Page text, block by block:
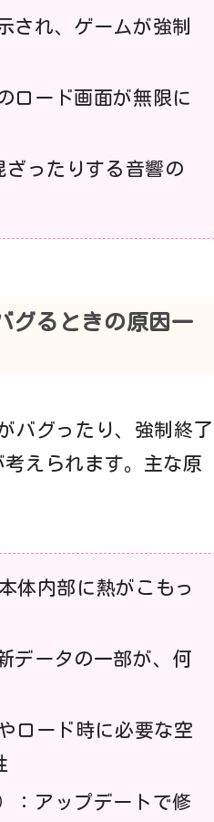
され、ゲームが強制
ロード画面が無限に
ざったりする音響の
グるときの原因一
バグったり、強制終了
えられます。主な原
体内部に熱がこもっ
データの一部が、何
ロード時に必要な空
：アップデートで修